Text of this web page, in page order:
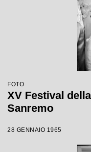
FOTO
XV Festival
Sanremo
28 GENNAIO 1965